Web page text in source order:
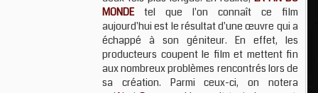
MONDEtel que l'on connaît ce film
aujourd'hui est le résultat d'une œuvre qui a
échappé à son géniteur. En effet, les
producteurs coupent le film et mettent fin
aux nombreux problèmes rencontrés lors de
sa création. Parmi ceux-ci, on notera